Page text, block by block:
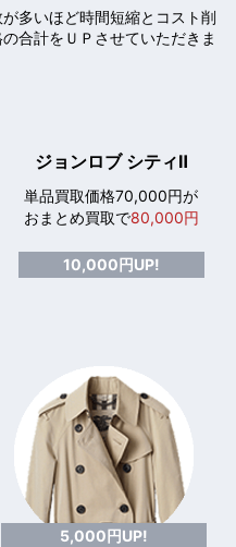
多いほど時間短縮とコスト削
合計をＵＰさせていただきま
ジョンロブ シティⅡ
単品買取価格70,000円が
おまとめ買取で80,000円
10,000円UP!
5,000円UP!